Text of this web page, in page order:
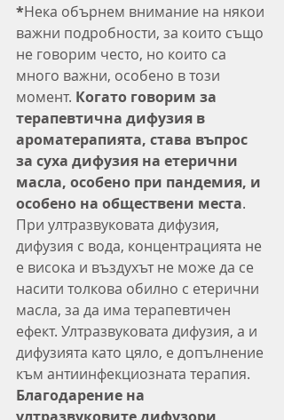
*Нека обърнем внимание на някои
важни подробности, за които също
не говорим често, но които са
много важни, особено в този
момент. Когато говорим за
терапевтична дифузия в
ароматерапията, става въпрос
за суха дифузия на етерични
масла, особено при пандемия, и
особено на обществени места.
При ултразвуковата дифузия,
дифузия с вода, концентрацията не
е висока и въздухът не може да се
насити толкова обилно с етерични
масла, за да има терапевтичен
ефект. Ултразвуковата дифузия, а и
дифузията като цяло, е допълнение
към антиинфекциозната терапия.
Благодарение на